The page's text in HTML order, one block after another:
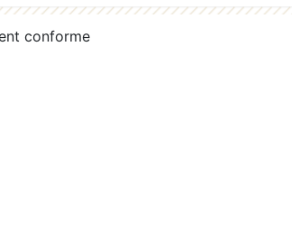
conforme